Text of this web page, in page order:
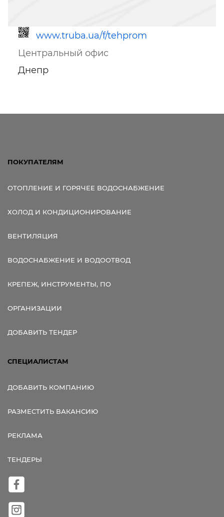
www.truba.ua/f/tehprom
Центральный офис
Днепр
ПОКУПАТЕЛЯМ
ОТОПЛЕНИЕ И ГОРЯЧЕЕ ВОДОСНАБЖЕНИЕ
ХОЛОД И КОНДИЦИОНИРОВАНИЕ
ВЕНТИЛЯЦИЯ
ВОДОСНАБЖЕНИЕ И ВОДООТВОД
КРЕПЕЖ, ИНСТРУМЕНТЫ, ПО
ОРГАНИЗАЦИИ
ДОБАВИТЬ ТЕНДЕР
СПЕЦИАЛИСТАМ
ДОБАВИТЬ КОМПАНИЮ
РАЗМЕСТИТЬ ВАКАНСИЮ
РЕКЛАМА
ТЕНДЕРЫ